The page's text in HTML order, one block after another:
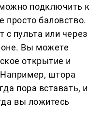
подключить к
просто баловство.
с пульта или через
Вы можете
открытие и
штора
пора вставать, и
вы ложитесь